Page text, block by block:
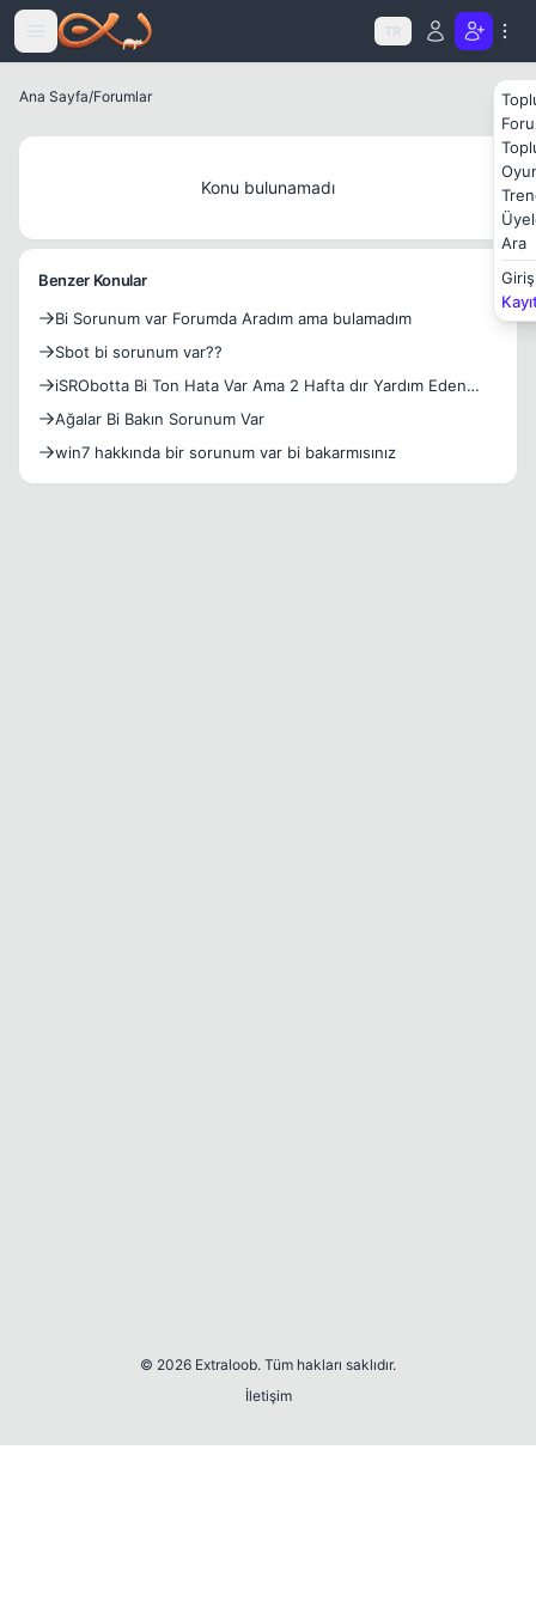
Icerige atla
TR
Ara
Giriş
Ana Sayfa/Forumlar
Konu bulunamadı
Benzer Konular
Bi Sorunum var Forumda Aradım ama bulamadım
Sbot bi sorunum var??
iSRObotta Bi Ton Hata Var Ama 2 Hafta dır Yardım Eden
Yok.
Ağalar Bi Bakın Sorunum Var
win7 hakkında bir sorunum var bi bakarmısınız
© 2026 Extraloob. Tüm hakları saklıdır.
İletişim